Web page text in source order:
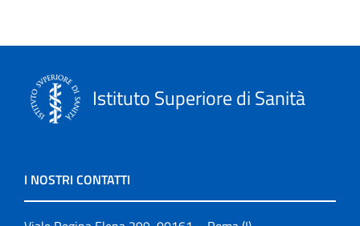
Istituto Superiore di Sanità
I NOSTRI CONTATTI